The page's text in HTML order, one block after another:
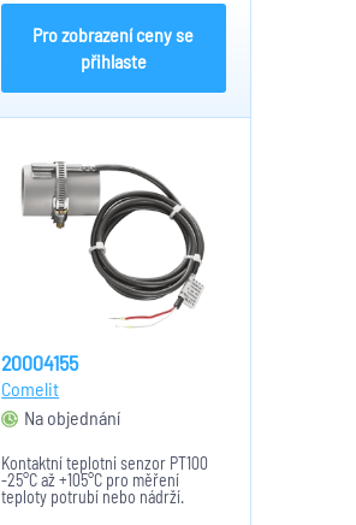
Napájení: 12-56VDC, rozměry:
70x90x59mm (4 DIN moduly)
Pro zobrazení ceny se
přihlaste
20004155
Comelit
Na objednání
Kontaktní teplotni senzor PT100
-25°C až +105°C pro měření
teploty potrubí nebo nádrží.
Upevnění pomocí dodávané